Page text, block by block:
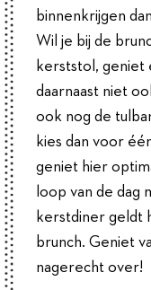
binnenkrijgen
Wil je bij de
kerststol, geniet
daarnaast niet
ook nog de
kies dan voor
geniet hier
loop van de dag
kerstdiner geldt
brunch. Geniet
nagerecht over!